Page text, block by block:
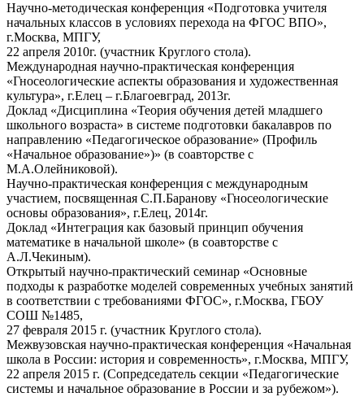
Научно-методическая конференция «Подготовка учителя
начальных классов в условиях перехода на ФГОС ВПО»,
г.Москва, МПГУ,
22 апреля 2010г. (участник Круглого стола).
Международная научно-практическая конференция
«Гносеологические аспекты образования и художественная
культура», г.Елец – г.Благоевград, 2013г.
Доклад «Дисциплина «Теория обучения детей младшего
школьного возраста» в системе подготовки бакалавров по
направлению «Педагогическое образование» (Профиль
«Начальное образование»)» (в соавторстве с
М.А.Олейниковой).
Научно-практическая конференция с международным
участием, посвященная С.П.Баранову «Гносеологические
основы образования», г.Елец, 2014г.
Доклад «Интеграция как базовый принцип обучения
математике в начальной школе» (в соавторстве с
А.Л.Чекиным).
Открытый научно-практический семинар «Основные
подходы к разработке моделей современных учебных занятий
в соответствии с требованиями ФГОС», г.Москва, ГБОУ
СОШ №1485,
27 февраля 2015 г. (участник Круглого стола).
Межвузовская научно-практическая конференция «Начальная
школа в России: история и современность», г.Москва, МПГУ,
22 апреля 2015 г. (Сопредседатель секции «Педагогические
системы и начальное образование в России и за рубежом»).